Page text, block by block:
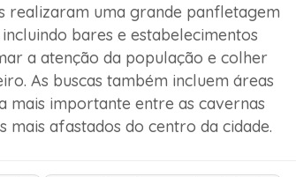
realizaram uma grande panfletagem
bares e estabelecimentos
a atenção da população e colher
As buscas também incluem áreas
mais importante entre as cavernas
afastados do centro da cidade.